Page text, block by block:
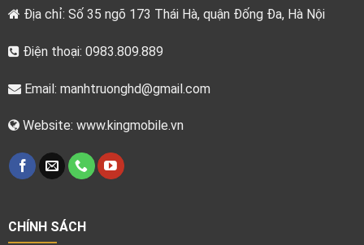
Địa chỉ: Số 35 ngõ 173 Thái Hà, quận Đống Đa, Hà Nội
Điện thoại: 0983.809.889
Email: manhtruonghd@gmail.com
Website: www.kingmobile.vn
CHÍNH SÁCH